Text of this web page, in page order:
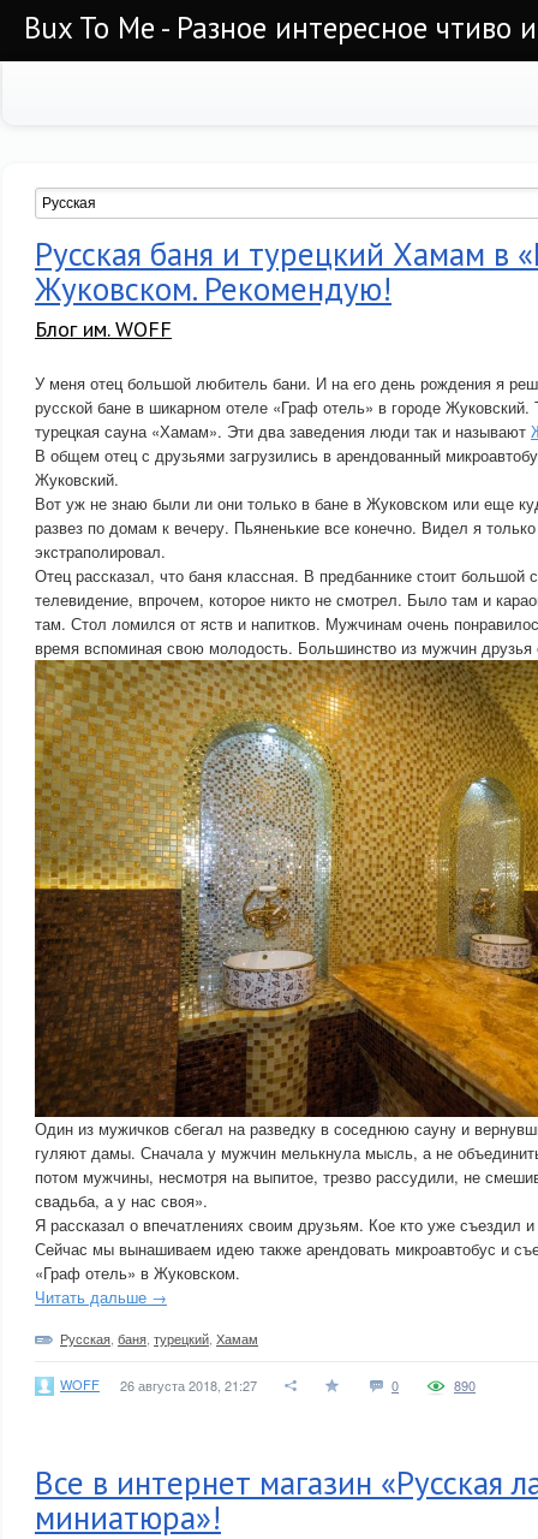
Bux To Me - Разное интересное чтиво
Русская баня и турецкий Хамам в
Жуковском. Рекомендую!
Блог им. WOFF
У меня отец большой любитель бани. И на его день рождения я
русской бане в шикарном отеле «Граф отель» в городе
турецкая сауна «Хамам». Эти два заведения люди так и называют
В общем отец с друзьями загрузились в арендованный
Жуковский.
Вот уж не знаю были ли они только в бане в Жуковском или еще
развез по домам к вечеру. Пьяненькие все конечно. Видел я только
экстраполировал.
Отец рассказал, что баня классная. В предбаннике стоит большой
телевидение, впрочем, которое никто не смотрел. Было там и
там. Стол ломился от яств и напитков. Мужчинам очень
время вспоминая свою молодость. Большинство из мужчин
Один из мужичков сбегал на разведку в соседнюю сауну и
гуляют дамы. Сначала у мужчин мелькнула мысль, а не
потом мужчины, несмотря на выпитое, трезво рассудили, не
свадьба, а у нас своя».
Я рассказал о впечатлениях своим друзьям. Кое кто уже съездил
Сейчас мы вынашиваем идею также арендовать микроавтобус и
«Граф отель» в Жуковском.
Читать дальше →
Русская баня турецкий Хамам
WOFF 26 августа 2018, 21:27 0 890
Все в интернет магазин «Русская
миниатюра»!